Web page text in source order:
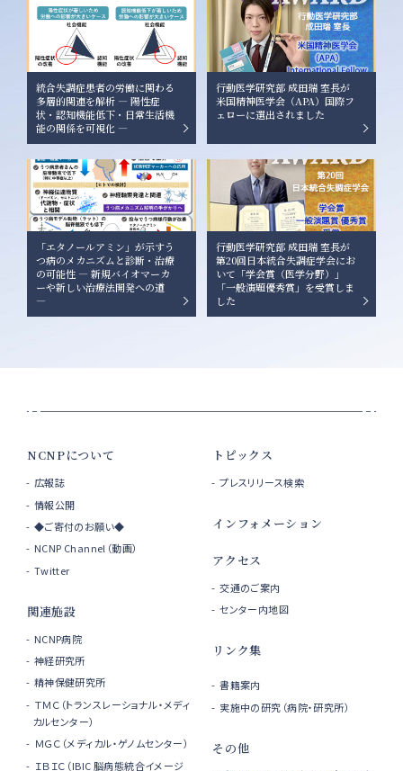
統合失調症患者の労働に関わる
多層的関連を解析 ― 陽性症
状・認知機能低下・日常生活機
能の関係を可視化 ―
行動医学研究部 成田瑞 室長が
米国精神医学会（APA）国際フ
ェローに選出されました
「エタノールアミン」が示すう
つ病のメカニズムと診断・治療
の可能性 ― 新規バイオマーカ
ーや新しい治療法開発への道
―
行動医学研究部 成田瑞 室長が
第20回日本統合失調症学会にお
いて「学会賞（医学分野）」
「一般演題優秀賞」を受賞しま
した
NCNPについて
広報誌
情報公開
◆ご寄付のお願い◆
NCNP Channel（動画）
Twitter
関連施設
NCNP病院
神経研究所
精神保健研究所
ＴＭＣ（トランスレーショナル・メディ
カルセンター）
ＭＧＣ（メディカル・ゲノムセンター）
ＩＢＩＣ（IBIC 脳病態統合イメージ
トピックス
プレスリリース検索
インフォメーション
アクセス
交通のご案内
センター内地図
リンク集
書籍案内
実施中の研究（病院・研究所）
その他